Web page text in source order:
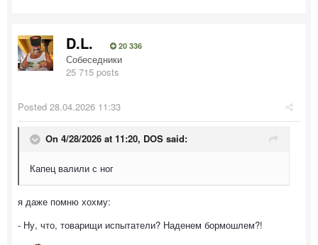
D.L. 20 336
Собеседники
25 715 posts
Posted 28.04.2026 11:33
On 4/28/2026 at 11:20, DOS said:
Капец валили с ног
я даже помню хохму:
- Ну, что, товарищи испытатели? Наденем бормошлем?!